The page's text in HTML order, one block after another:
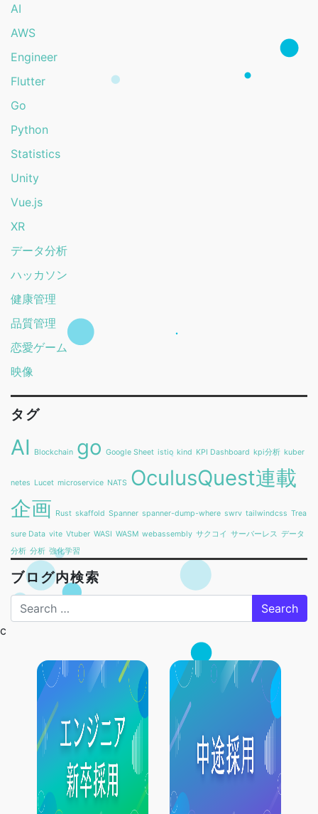
AI
AWS
Engineer
Flutter
Go
Python
Statistics
Unity
Vue.js
XR
データ分析
ハッカソン
健康管理
品質管理
恋愛ゲーム
映像
タグ
AI Blockchain go Google Sheet istio kind KPI Dashboard kpi分析 kuber
netes Lucet microservice NATS OculusQuest連載
企画 Rust skaffold Spanner spanner-dump-where swrv tailwindcss Trea
sure Data vite Vtuber WASI WASM webassembly サクコイ サーバーレス データ
分析 分析 強化学習
ブログ内検索
Search
c